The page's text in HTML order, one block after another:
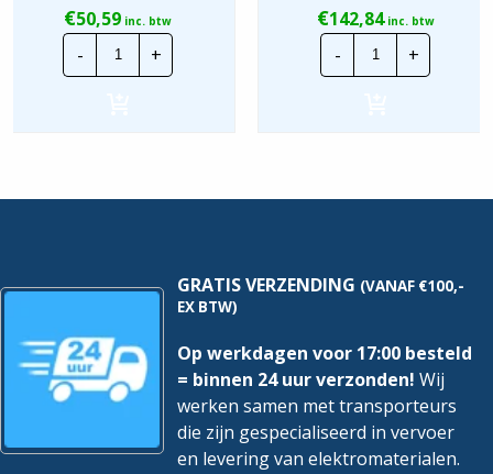
€50,59 inc. btw
-
Hager
Ledige
Installatiekast
Rail
+
€142,84inc. btw
-
Eaton
Medusa
ledige
rail
+
GRATIS VERZENDING (VANAF €100,-
EX BTW)
Op werkdagen voor 17:00 besteld
= binnen 24 uur verzonden! Wij
werken samen met transporteurs
die zijn gespecialiseerd in vervoer
en levering van elektromaterialen.